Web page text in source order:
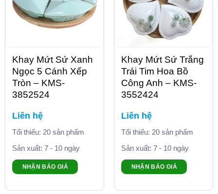
Khay Mứt Sứ Xanh
Ngọc 5 Cánh Xếp
Tròn – KMS-
3852524
Liên hệ
Tối thiểu: 20 sản phẩm
Sản xuất: 7 - 10 ngày
NHẬN BÁO GIÁ
Khay Mứt Sứ Trắng
Trái Tim Hoa Bồ
Công Anh – KMS-
3552424
Liên hệ
Tối thiểu: 20 sản phẩm
Sản xuất: 7 - 10 ngày
NHẬN BÁO GIÁ